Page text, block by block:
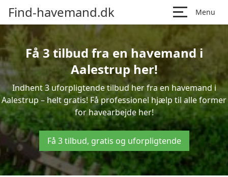
Find-havemand.dk Menu
Få 3 tilbud fra en havemand i
Aalestrup her!
Indhent 3 uforpligtende tilbud her fra en havemand i
Aalestrup – helt gratis! Få professionel hjælp til alle former
for havearbejde her!
Få 3 tilbud, gratis og uforpligtende